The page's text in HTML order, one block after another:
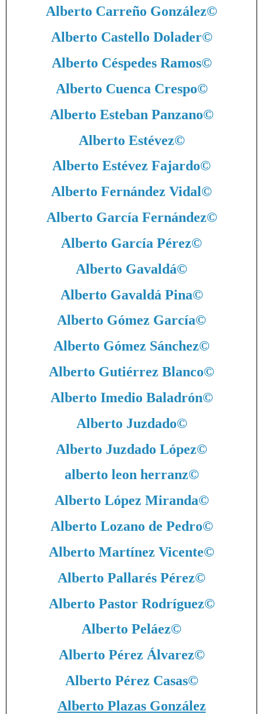
Alberto Carreño González©
Alberto Castello Dolader©
Alberto Céspedes Ramos©
Alberto Cuenca Crespo©
Alberto Esteban Panzano©
Alberto Estévez©
Alberto Estévez Fajardo©
Alberto Fernández Vidal©
Alberto García Fernández©
Alberto García Pérez©
Alberto Gavaldá©
Alberto Gavaldá Pina©
Alberto Gómez García©
Alberto Gómez Sánchez©
Alberto Gutiérrez Blanco©
Alberto Imedio Baladrón©
Alberto Juzdado©
Alberto Juzdado López©
alberto leon herranz©
Alberto López Miranda©
Alberto Lozano de Pedro©
Alberto Martínez Vicente©
Alberto Pallarés Pérez©
Alberto Pastor Rodríguez©
Alberto Peláez©
Alberto Pérez Álvarez©
Alberto Pérez Casas©
Alberto Plazas González